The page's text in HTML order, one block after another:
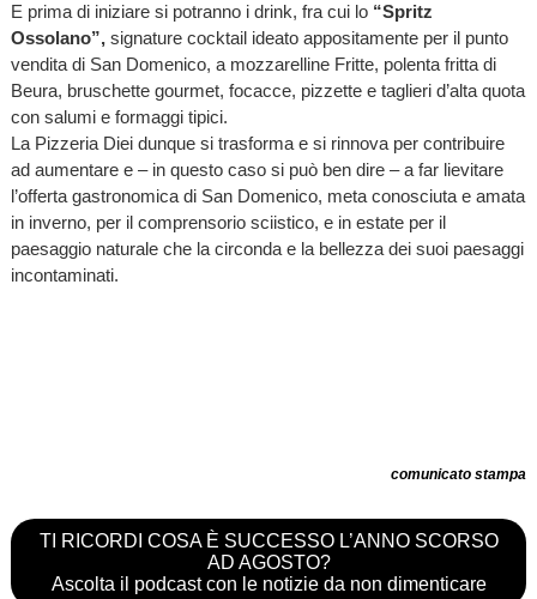
E prima di iniziare si potranno i drink, fra cui lo “Spritz
Ossolano”, signature cocktail ideato appositamente per il punto
vendita di San Domenico, a mozzarelline Fritte, polenta fritta di
Beura, bruschette gourmet, focacce, pizzette e taglieri d’alta quota
con salumi e formaggi tipici.
La Pizzeria Diei dunque si trasforma e si rinnova per contribuire
ad aumentare e – in questo caso si può ben dire – a far lievitare
l’offerta gastronomica di San Domenico, meta conosciuta e amata
in inverno, per il comprensorio sciistico, e in estate per il
paesaggio naturale che la circonda e la bellezza dei suoi paesaggi
incontaminati.
comunicato stampa
TI RICORDI COSA È SUCCESSO L’ANNO SCORSO
AD AGOSTO?
Ascolta il podcast con le notizie da non dimenticare